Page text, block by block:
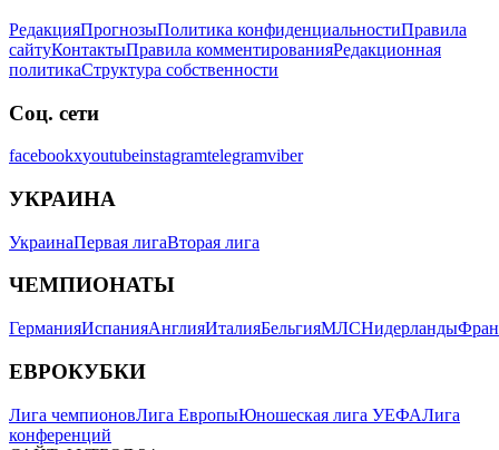
РедакцияПрогнозыПолитика конфиденциальностиПравила
сайтуКонтактыПравила комментированияРедакционная
политикаСтруктура собственности
Соц. сети
facebookxyoutubeinstagramtelegramviber
УКРАИНА
УкраинаПервая лигаВторая лига
ЧЕМПИОНАТЫ
ГерманияИспанияАнглияИталияБельгияМЛСНидерланды
ЕВРОКУБКИ
Лига чемпионовЛига ЕвропыЮношеская лига УЕФАЛига
конференций